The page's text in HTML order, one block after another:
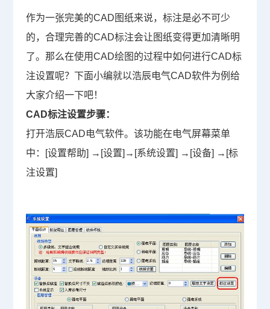
作为一张完美的CAD图纸来说，标注是必不可少
的，合理完善的CAD标注会让图纸变得更加清晰明
了。那么在使用CAD绘图 的过程中如何进行CAD标
注设置呢？下面小编就以浩辰电气CAD软件为例给
大家介绍一下吧！
CAD标注设置步骤：
打开浩辰CAD电气软件。该功能在电气屏幕菜单
中：
设置帮助 → 设置 → 系统设置 → 设备] → 标
注设置